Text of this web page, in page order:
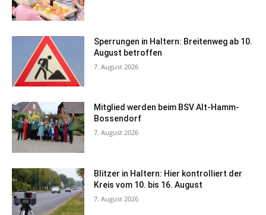
Sperrungen in Haltern: Breitenweg ab 10.
August betroffen
7. August 2026
Mitglied werden beim BSV Alt-Hamm-
Bossendorf
7. August 2026
Blitzer in Haltern: Hier kontrolliert der
Kreis vom 10. bis 16. August
7. August 2026